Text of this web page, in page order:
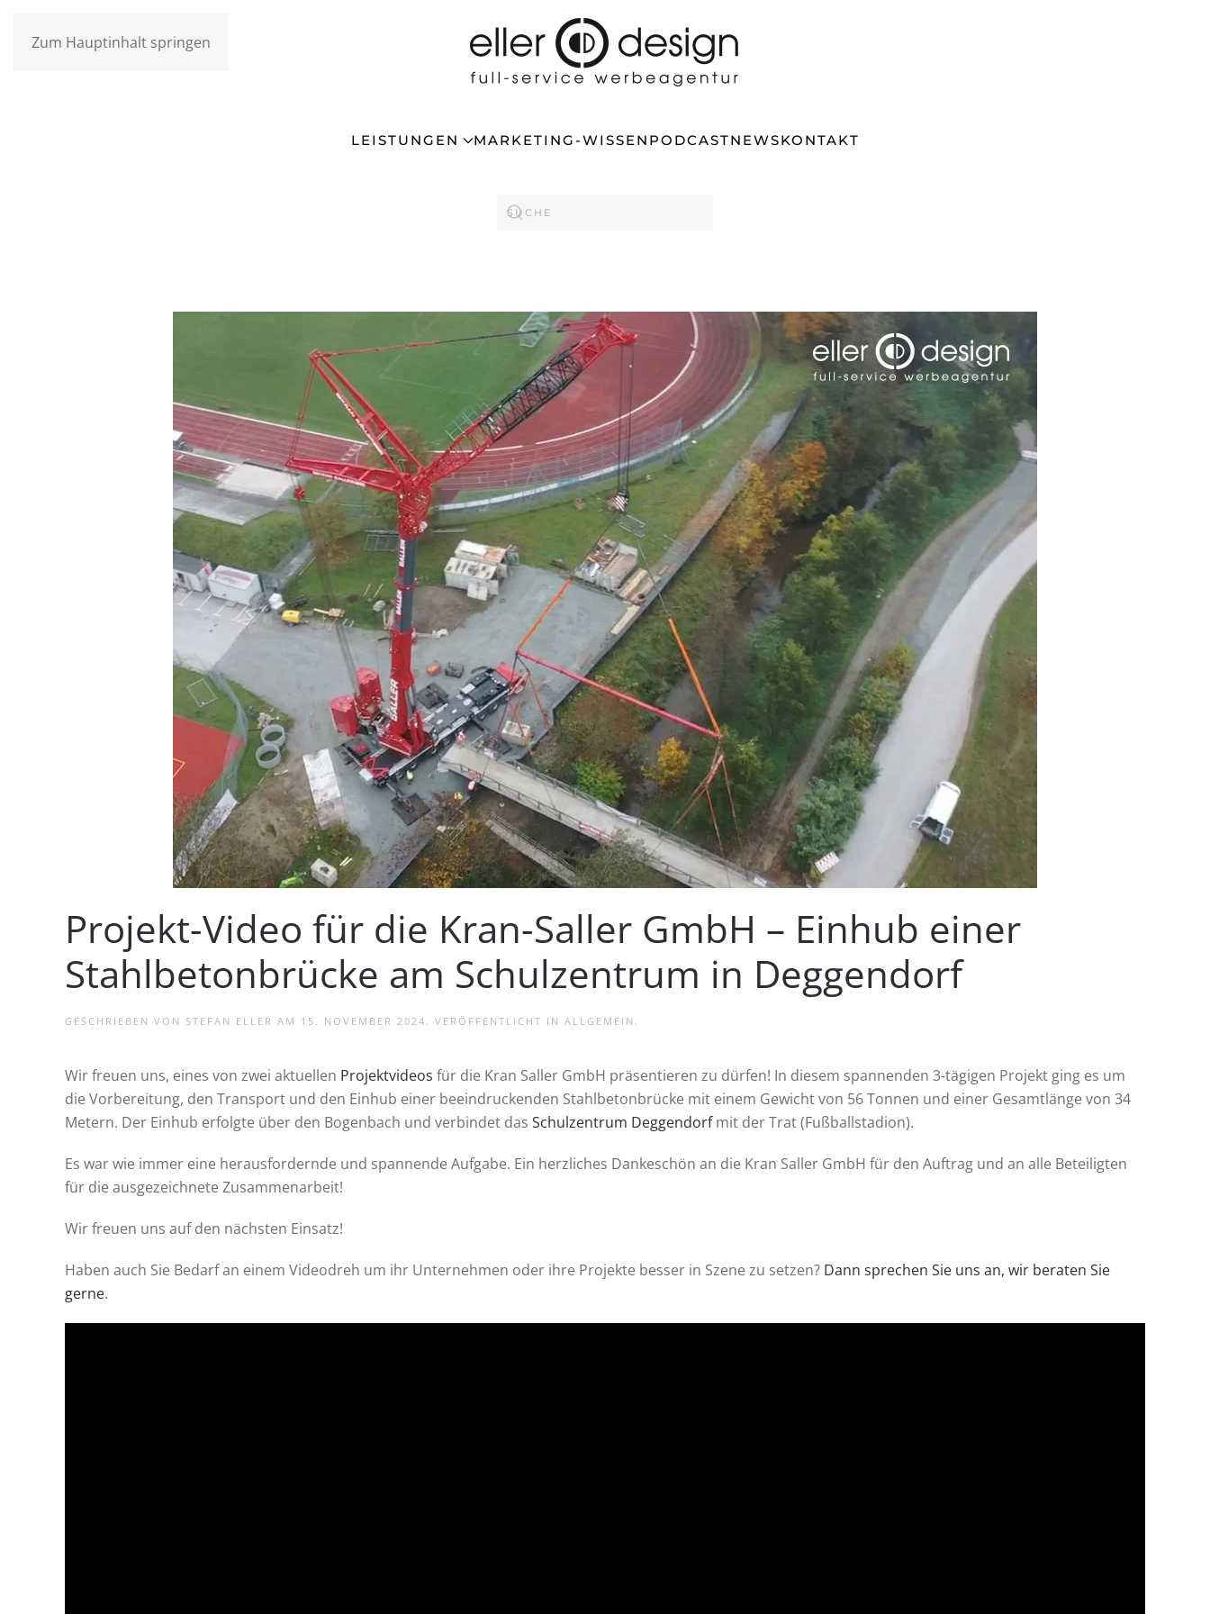
Zum Hauptinhalt springen
LEISTUNGEN MARKETING-WISSEN PODCASTNEWSKONTAKT
Projekt-Video für die Kran-Saller GmbH – Einhub einer
Stahlbetonbrücke am Schulzentrum in Deggendorf
GESCHRIEBEN VON STEFAN ELLER AM 15. NOVEMBER 2024 . VERÖFFENTLICHT IN ALLGEMEIN .
Wir freuen uns, eines von zwei aktuellen Projektvideos für die Kran Saller GmbH präsentieren zu dürfen! In diesem spannenden 3-tägigen Projekt ging es um
die Vorbereitung, den Transport und den Einhub einer beeindruckenden Stahlbetonbrücke mit einem Gewicht von 56 Tonnen und einer Gesamtlänge von 34
Metern. Der Einhub erfolgte über den Bogenbach und verbindet das Schulzentrum Deggendorfmit der Trat (Fußballstadion).
Es war wie immer eine herausfordernde und spannende Aufgabe. Ein herzliches Dankeschön an die Kran Saller GmbH für den Auftrag und an alle Beteiligten
für die ausgezeichnete Zusammenarbeit!
Wir freuen uns auf den nächsten Einsatz!
Haben auch Sie Bedarf an einem Videodreh um ihr Unternehmen oder ihre Projekte besser in Szene zu setzen? Dann sprechen Sie uns an, wir beraten Sie
gerne.